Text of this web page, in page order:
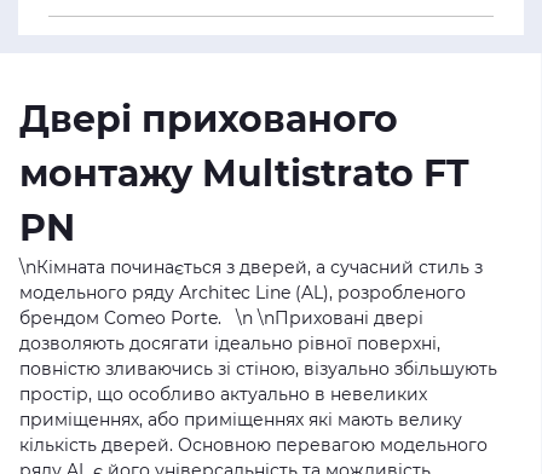
Двері прихованого
монтажуMultistrato FT
PN
\nКімната починається з дверей, а сучасний стиль з
модельного ряду Architec Line (AL), розробленого
брендом Comeo Porte.
\n \nПриховані двері
дозволяють досягати ідеально рівної поверхні,
повністю зливаючись зі стіною, візуально збільшують
простір, що особливо актуально в невеликих
приміщеннях, або приміщеннях які мають велику
кількість дверей. Основною перевагою модельного